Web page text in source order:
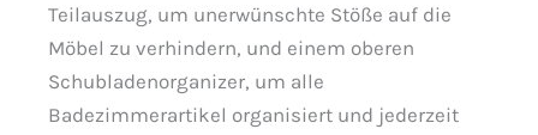
Teilauszug, um unerwünschte Stöße auf die
Möbel zu verhindern, und einem oberen
Schubladenorganizer, um alle
Badezimmerartikel organisiert und jederzeit